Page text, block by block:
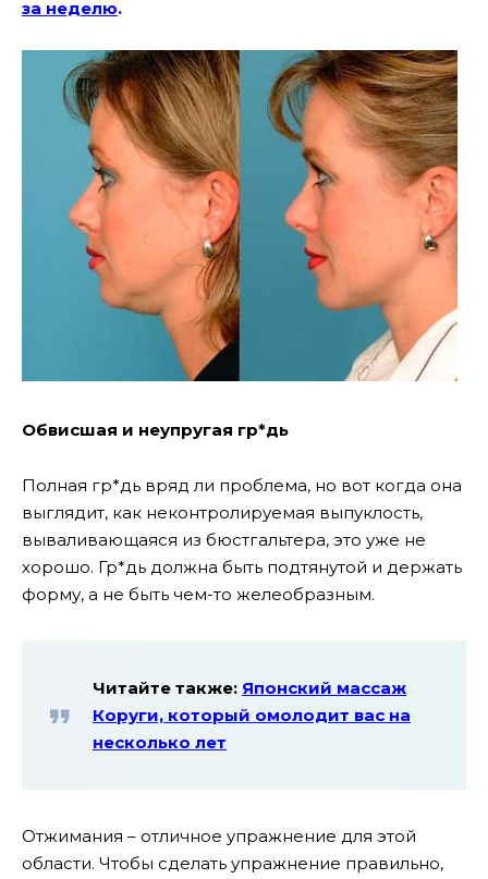
за неделю.
Обвисшая и неупругая гр*дь
Полная гр*дь вряд ли проблема, но вот когда она
выглядит, как неконтролируемая выпуклость,
вываливающаяся из бюстгальтера, это уже не
хорошо. Гр*дь должна быть подтянутой и держать
форму, а не быть чем-то желеобразным.
Читайте также: Японский массаж
Коруги, который омолодит вас на
несколько лет
Отжимания – отличное упражнение для этой
области. Чтобы сделать упражнение правильно,